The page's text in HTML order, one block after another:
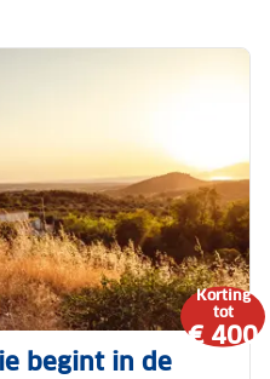
Korting
tot
€ 400
begint in de